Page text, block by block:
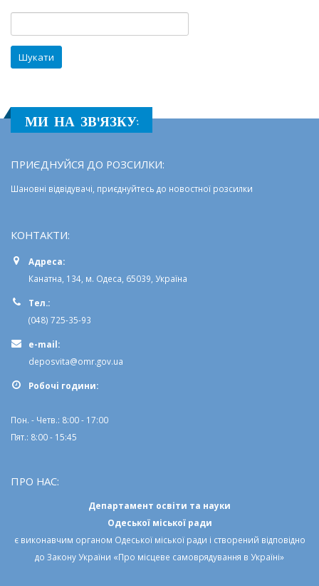
МИ НА ЗВ'ЯЗКУ:
ПРИЄДНУЙСЯ ДО РОЗСИЛКИ:
Шановні відвідувачі, приєднуйтесь до новостної розсилки
КОНТАКТИ:
Адреса:
Канатна, 134, м. Одеса, 65039, Україна
Тел.:
(048) 725-35-93
e-mail:
deposvita@omr.gov.ua
Робочi години:
Пон. - Четв.: 8:00 - 17:00
Пят.: 8:00 - 15:45
ПРО НАС:
Департамент освіти та науки
Одеської міської ради
є виконавчим органом Одеської міської ради і створений відповідно
до Закону України «Про місцеве самоврядування в Україні»